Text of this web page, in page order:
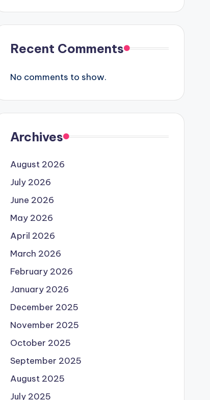
Recent Comments
No comments to show.
Archives
August 2026
July 2026
June 2026
May 2026
April 2026
March 2026
February 2026
January 2026
December 2025
November 2025
October 2025
September 2025
August 2025
July 2025